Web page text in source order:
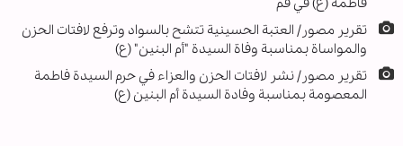
تقرير مصور/ العتبة الحسينية تتشح بالسواد وترفع لافتات الحزن
والمواساة بمناسبة وفاة السيدة "أم البنين" (ع)
تقرير مصور/ نشر لافتات الحزن والعزاء في حرم السيدة فاطمة
المعصومة بمناسبة وفادة السيدة أم البنين (ع)